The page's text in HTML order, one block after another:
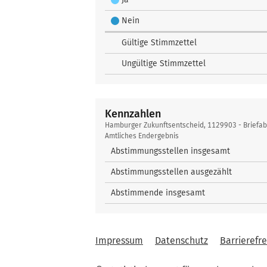
Nein
Gültige Stimmzettel
Ungültige Stimmzettel
Kennzahlen
Kennzahlen
Hamburger Zukunftsentscheid, 1129903 -
Amtliches Endergebnis
Abstimmungsstellen insgesamt
Abstimmungsstellen ausgezählt
Abstimmende insgesamt
Impressum Datenschutz